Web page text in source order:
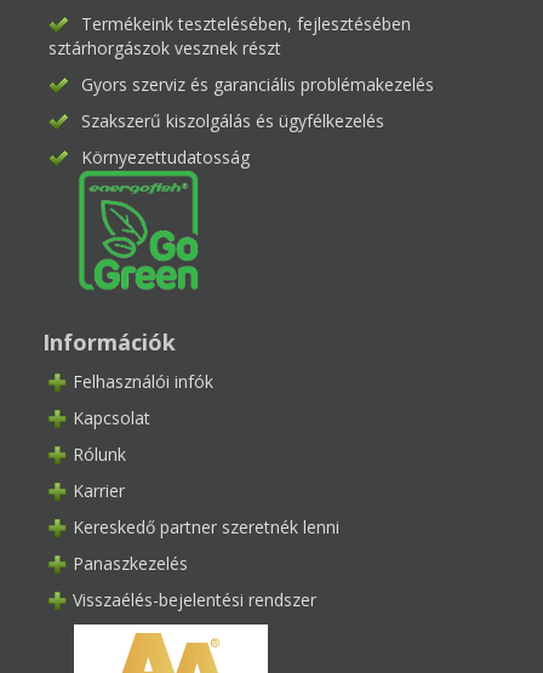
Termékeink tesztelésében, fejlesztésében
sztárhorgászok vesznek részt
Gyors szerviz és garanciális problémakezelés
Szakszerű kiszolgálás és ügyfélkezelés
Környezettudatosság
Információk
Felhasználói infók
Kapcsolat
Rólunk
Karrier
Kereskedő partner szeretnék lenni
Panaszkezelés
Visszaélés-bejelentési rendszer